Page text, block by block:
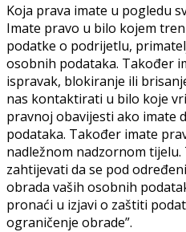
Koja prava imate u pogledu
Imate pravo u bilo kojem
podatke o podrijetlu,
osobnih podataka. Također
ispravak, blokiranje ili
nas kontaktirati u bilo koje
pravnoj obavijesti ako imate
podataka. Također imate
nadležnom nadzornom
zahtijevati da se pod
obrada vaših osobnih
pronaći u izjavi o zaštiti
ograničenje obrade”.